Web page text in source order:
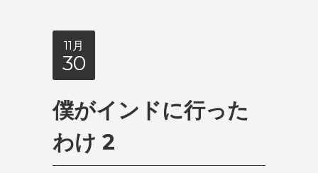
11月
30
僕がインドに行った
わけ 2